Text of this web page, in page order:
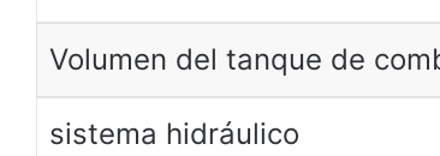
Volumen del tanque de
sistema hidráulico